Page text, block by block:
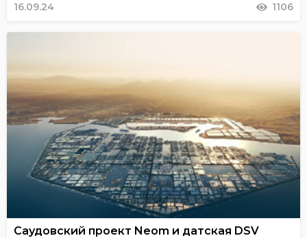
16.09.24 1106
Саудовский проект Neom и датская DSV